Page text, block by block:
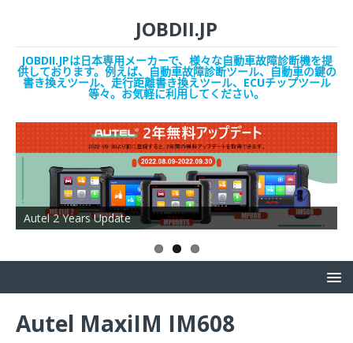
JOBDII.JP
JOBDII.JPは日本専用メーカーで、様々な自動車故障診断機を提
供しております。例えば、自動車故障診断ツール、自動車の鍵の
書き換えツール、走行距離書き換えツール、ECUチップツール
等々。お気軽に利用してください。
Autel 2 Years Update
Autel MaxiIM IM608